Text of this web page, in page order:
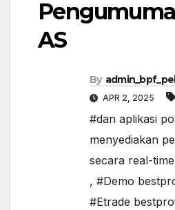
AS
By
APR 2, 2025
#dan aplikasi
menyediakan
secara real-
, #Demo
#Etrade